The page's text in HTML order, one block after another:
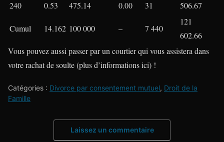
240
0.53 475.14 0.00 31 506.67
Cumul 14.162 100 000 – 7 440
121
602.66
Vous pouvez aussi passer par un courtier qui vous assistera dans
votre rachat de soulte (plus d’informationsici) !
Catégories : Divorce par consentement mutuel, Droit de la
Famille
Laissez un commentaire